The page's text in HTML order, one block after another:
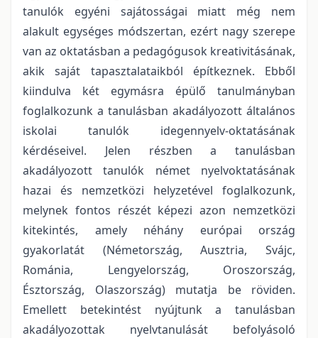
tanulók egyéni sajátosságai miatt még nem
alakult egységes módszertan, ezért nagy szerepe
van az oktatásban a pedagógusok kreativitásának,
akik saját tapasztalataikból építkeznek. Ebből
kiindulva két egymásra épülő tanulmányban
foglalkozunk a tanulásban akadályozott általános
iskolai tanulók idegennyelv-oktatásának
kérdéseivel. Jelen részben a tanulásban
akadályozott tanulók német nyelvoktatásának
hazai és nemzetközi helyzetével foglalkozunk,
melynek fontos részét képezi azon nemzetközi
kitekintés, amely néhány európai ország
gyakorlatát (Németország, Ausztria, Svájc,
Románia, Lengyelország, Oroszország,
Észtország, Olaszország) mutatja be röviden.
Emellett betekintést nyújtunk a tanulásban
akadályozottak nyelvtanulását befolyásoló